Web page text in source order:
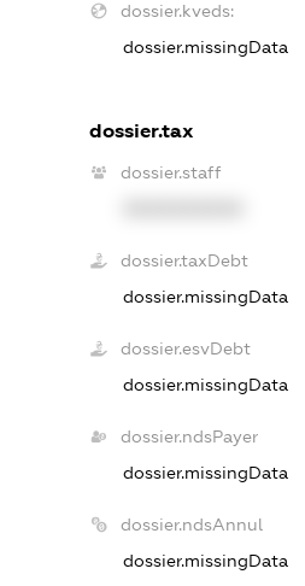
dossier.kveds:
dossier.missingData
dossier.tax
dossier.staff
dossier.taxDebt
dossier.missingData
dossier.esvDebt
dossier.missingData
dossier.ndsPayer
dossier.missingData
dossier.ndsAnnul
dossier.missingData